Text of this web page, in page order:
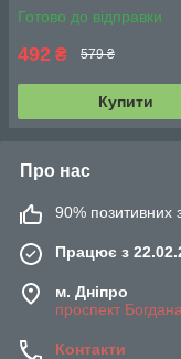
Готово до відправки
492 ₴ 579 ₴
Купити
Про нас
90% позитивних з
Працює з
м. Дніпро
проспект
Контакти